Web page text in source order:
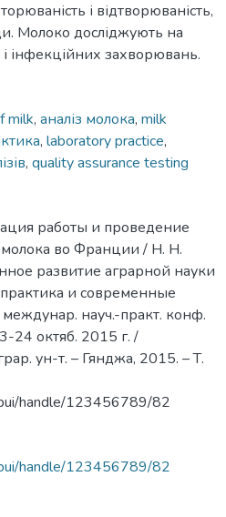
і відтворюваність,
Молоко досліджують на
інфекційних захворювань.
milk, аналіз молока, milk
, laboratory practice,
, quality assurance testing
работы и проведение
во Франции / Н. Н.
развитие аграрной науки
и современные
науч.-практ. конф.
24 октяб. 2015 г. /
ун-т. – Гянджа, 2015. – Т.
handle/123456789/82
handle/123456789/82